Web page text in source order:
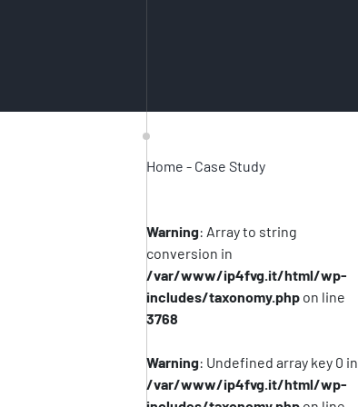
Home - Case Study
Warning: Array to string
conversion in
/var/www/ip4fvg.it/html/wp-
includes/taxonomy.php on line
3768
Warning: Undefined array key 0 in
/var/www/ip4fvg.it/html/wp-